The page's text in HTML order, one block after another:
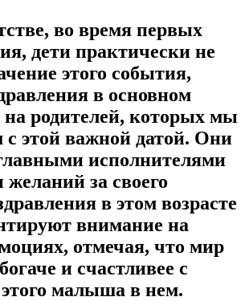
во время первых
дети практически не
этого события,
в основном
родителей, которых мы
с этой важной датой. Они
исполнителями
за своего
в этом возрасте
внимание на
отмечая, что мир
и счастливее с
малыша в нем.